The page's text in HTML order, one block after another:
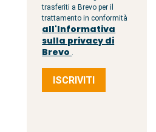
trasferiti a Brevo per il
trattamento in conformità
all'Informativa
sulla privacy di
Brevo .
ISCRIVITI